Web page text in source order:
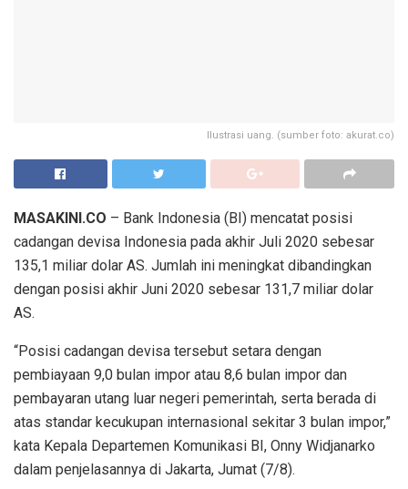
Ilustrasi uang. (sumber foto: akurat.co)
MASAKINI.CO – Bank Indonesia (BI) mencatat posisi
cadangan devisa Indonesia pada akhir Juli 2020 sebesar
135,1 miliar dolar AS. Jumlah ini meningkat dibandingkan
dengan posisi akhir Juni 2020 sebesar 131,7 miliar dolar
AS.
“Posisi cadangan devisa tersebut setara dengan
pembiayaan 9,0 bulan impor atau 8,6 bulan impor dan
pembayaran utang luar negeri pemerintah, serta berada di
atas standar kecukupan internasional sekitar 3 bulan impor,”
kata Kepala Departemen Komunikasi BI, Onny Widjanarko
dalam penjelasannya di Jakarta, Jumat (7/8).